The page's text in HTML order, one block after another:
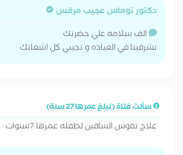
دكتور توماس عجيب مرقس
الف سلامه علي حضرتك
تشرفينا في العياده و تجيبي كل اشعاتك
سألت فتاة (تبلغ عمرها 27 سنة)
علاج تقوس الساقين لطفله عمرها 7سنوات